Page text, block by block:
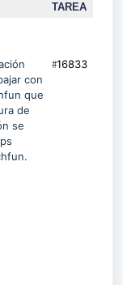
TAREA
con
que
de
se
#16833